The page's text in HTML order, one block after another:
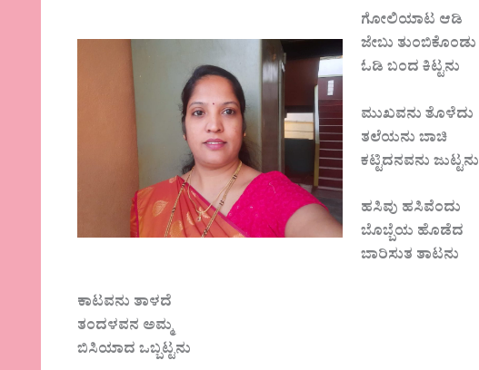
ಗೋಲಿಯಾಟ ಆಡಿ
ಜೇಬು ತುಂಬಿಕೊಂಡು
ಓಡಿ ಬಂದ ಕಿಟ್ಟನು
ಮುಖವನು ತೊಳೆದು
ತಲೆಯನು ಬಾಚಿ
ಕಟ್ಟಿದನವನು ಜುಟ್ಟನು
ಹಸಿವು ಹಸಿವೆಂದು
ಬೊಬ್ಬೆಯ ಹೊಡೆದ
ಬಾರಿಸುತ ತಾಟನು
ಕಾಟವನು ತಾಳದೆ
ತಂದಳವನ ಅಮ್ಮ
ಬಿಸಿಯಾದ ಒಬ್ಬಟ್ಟನು